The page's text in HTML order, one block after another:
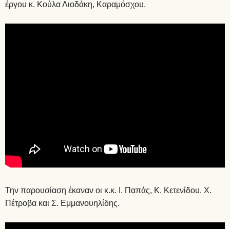
έργου κ. Κούλα Λιοδάκη, Καραμόσχου.
Την παρουσίαση έκαναν οι κ.κ. Ι. Παπάς, Κ. Κετενίδου, Χ.
Πέτροβα και Σ. Εμμανουηλίδης.